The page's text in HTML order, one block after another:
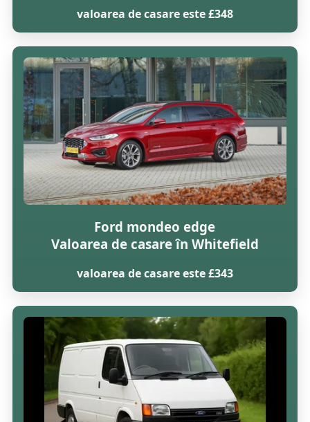
valoarea de casare este £348
Ford mondeo edge
Valoarea de casare în Whitefield
valoarea de casare este £343